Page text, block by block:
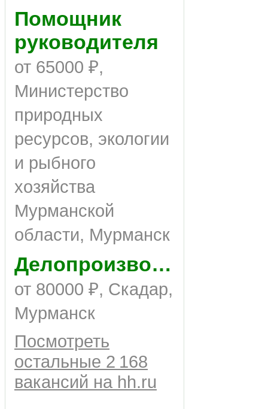
Помощник
руководителя
от 65000 ₽,
Министерство
природных
ресурсов, экологии
и рыбного
хозяйства
Мурманской
области, Мурманск
Делопроизводитель
от 80000 ₽, Скадар,
Мурманск
Посмотреть
остальные 2 168
вакансий на hh.ru